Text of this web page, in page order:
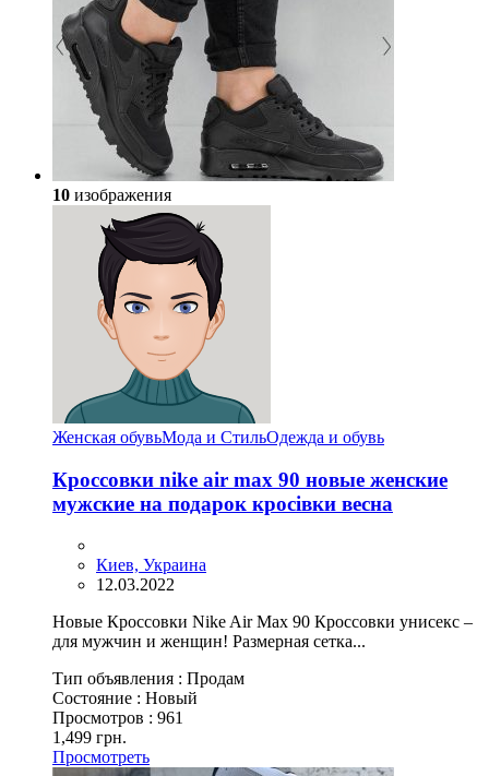
10 изображения
Женская обувьМода и СтильОдежда и обувь
Кроссовки nike air max 90 новые женские
мужские на подарок кросівки весна
Киев, Украина
12.03.2022
Новые Кроссовки Nike Air Max 90 Кроссовки унисекс –
для мужчин и женщин! Размерная сетка...
Тип объявления : Продам
Состояние : Новый
Просмотров : 961
1,499 грн.
Просмотреть